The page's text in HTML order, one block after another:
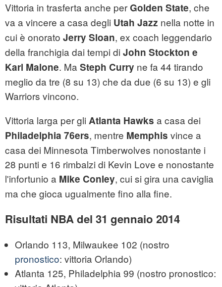
Vittoria in trasferta anche perGolden State, che
va a vincere a casa degli Utah Jazz nella notte in
cui è onorato Jerry Sloan, ex coach leggendario
della franchigia dai tempi di John Stockton e
Karl Malone. Ma Steph Curry ne fa 44 tirando
meglio da tre (8 su 13) che da due (6 su 13) e gli
Warriors vincono.
Vittoria larga per gli Atlanta Hawks a casa dei
Philadelphia 76ers, mentre Memphis vince a
casa dei Minnesota Timberwolves nonostante i
28 punti e 16 rimbalzi di Kevin Love e nonostante
l'infortunio a Mike Conley, cui si gira una caviglia
ma che gioca ugualmente fino alla fine.
Risultati NBA del 31 gennaio 2014
Orlando 113, Milwaukee 102 (nostro
pronostico: vittoria Orlando)
Atlanta 125, Philadelphia 99 (nostro pronostico: